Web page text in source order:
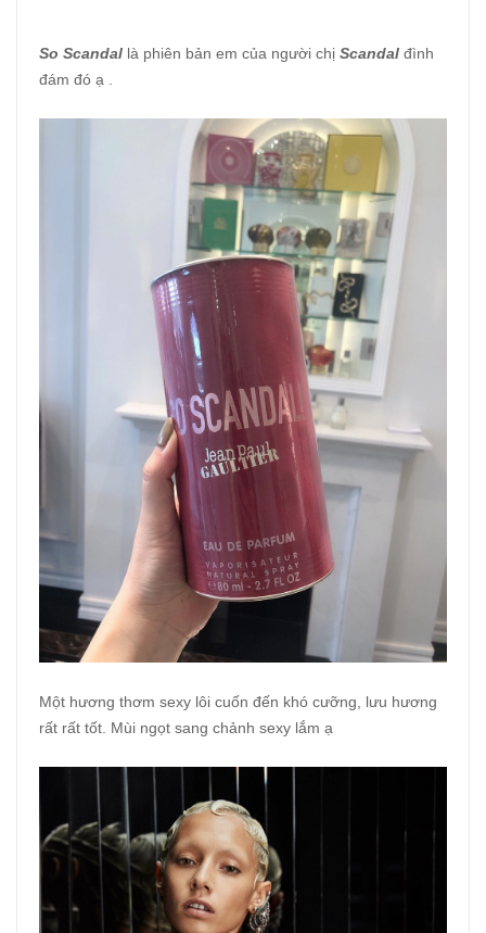
So Scandal là phiên bản em của người chị Scandal đình
đám đó ạ .
Một hương thơm sexy lôi cuốn đến khó cưỡng, lưu hương
rất rất tốt. Mùi ngọt sang chảnh sexy lắm ạ